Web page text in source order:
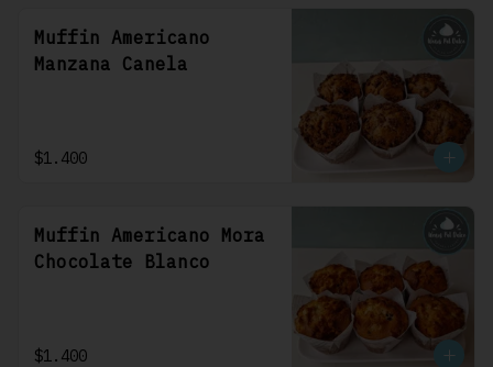
Muffin Americano
Manzana Canela
$1.400
Muffin Americano Mora
Chocolate Blanco
$1.400